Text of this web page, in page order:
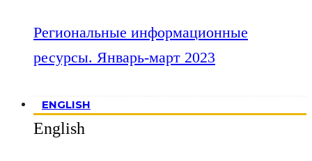
Региональные информационные
ресурсы. Январь-март 2023
ENGLISH
English